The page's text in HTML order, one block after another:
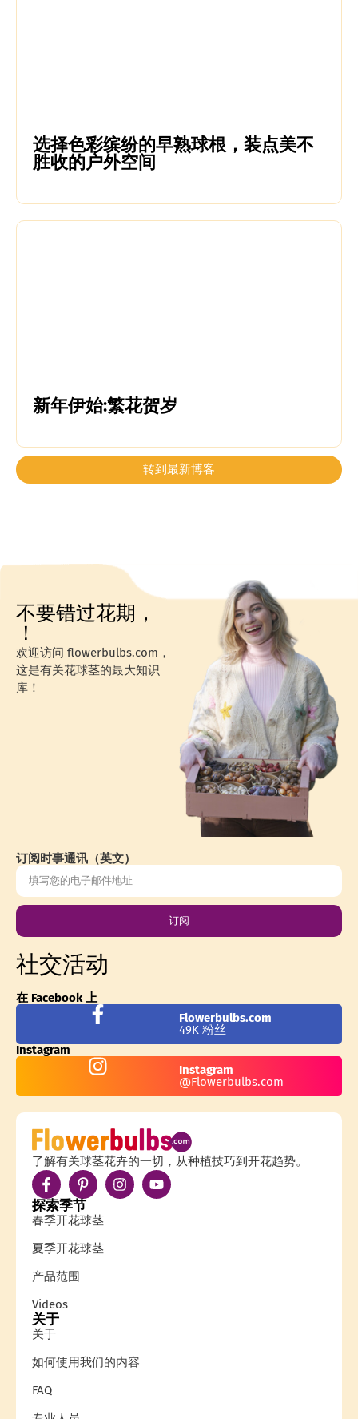
选择色彩缤纷的早熟球根，装点美不
胜收的户外空间
新年伊始:繁花贺岁
转到最新博客
不要错过花期，
！
欢迎访问 flowerbulbs.com，
这是有关花球茎的最大知识
库！
订阅时事通讯（英文）
订阅
社交活动
在 Facebook 上
Flowerbulbs.com
49K 粉丝
Instagram
Instagram
@Flowerbulbs.com
了解有关球茎花卉的一切，从种植技巧到开花趋势。
探索季节
春季开花球茎
夏季开花球茎
产品范围
Videos
关于
关于
如何使用我们的内容
FAQ